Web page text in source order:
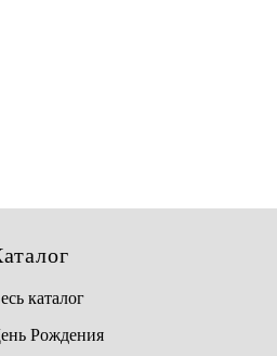
каталог
Рождения